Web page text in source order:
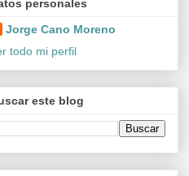
personales
Jorge Cano Moreno
todo mi perfil
este blog